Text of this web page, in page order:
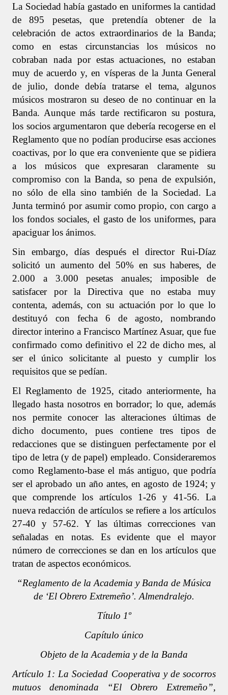
La Sociedad había gastado en uniformes la cantidad
de 895 pesetas, que pretendía obtener de la
celebración de actos extraordinarios de la Banda;
como en estas circunstancias los músicos no
cobraban nada por estas actuaciones, no estaban
muy de acuerdo y, en vísperas de la Junta General
de julio, donde debía tratarse el tema, algunos
músicos mostraron su deseo de no continuar en la
Banda. Aunque más tarde rectificaron su postura,
los socios argumentaron que debería recogerse en el
Reglamento que no podían producirse esas acciones
coactivas, por lo que era conveniente que se pidiera
a los músicos que expresaran claramente su
compromiso con la Banda, so pena de expulsión,
no sólo de ella sino también de la Sociedad. La
Junta terminó por asumir como propio, con cargo a
los fondos sociales, el gasto de los uniformes, para
apaciguar los ánimos.
Sin embargo, días después el director Rui-Díaz
solicitó un aumento del 50% en sus haberes, de
2.000 a 3.000 pesetas anuales; imposible de
satisfacer por la Directiva que no estaba muy
contenta, además, con su actuación por lo que lo
destituyó con fecha 6 de agosto, nombrando
director interino a Francisco Martínez Asuar, que fue
confirmado como definitivo el 22 de dicho mes, al
ser el único solicitante al puesto y cumplir los
requisitos que se pedían.
El Reglamento de 1925, citado anteriormente, ha
llegado hasta nosotros en borrador; lo que, además
nos permite conocer las alteraciones últimas de
dicho documento, pues contiene tres tipos de
redacciones que se distinguen perfectamente por el
tipo de letra (y de papel) empleado. Consideraremos
como Reglamento-base el más antiguo, que podría
ser el aprobado un año antes, en agosto de 1924; y
que comprende los artículos 1-26 y 41-56. La
nueva redacción de artículos se refiere a los artículos
27-40 y 57-62. Y las últimas correcciones van
señaladas en notas. Es evidente que el mayor
número de correcciones se dan en los artículos que
tratan de aspectos económicos.
“Reglamento de la Academia y Banda de Música
de ‘El Obrero Extremeño’. Almendralejo.
Título 1º
Capítulo único
Objeto de la Academia y de la Banda
Artículo 1: La Sociedad Cooperativa y de socorros
mutuos denominada “El Obrero Extremeño”,